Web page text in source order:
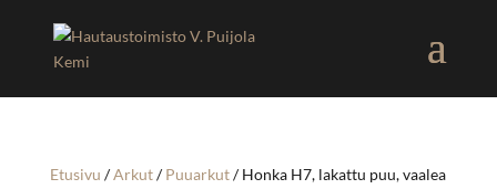
Etusivu /Arkut/Puuarkut/ Honka H7, lakattu puu, vaalea